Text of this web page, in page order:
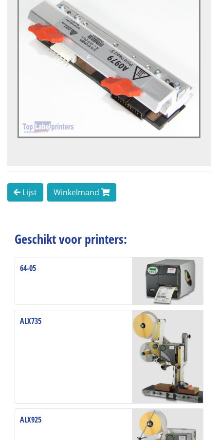
Lijst Winkelmand
Geschikt voor printers:
64-05
ALX735
ALX925